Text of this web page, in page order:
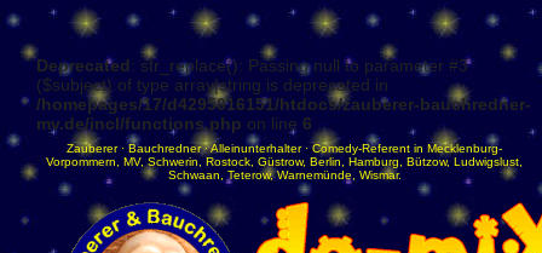
Deprecated: str_replace(): Passing null to parameter #3
($subject) of type array|string is deprecated in
/homepages/17/d4295016151/htdocs/zauberer-bauchredner-
mv.de/incl/functions.php on line 6
Zauberer·Bauchredner·Alleinunterhalter· Comedy-Referent in Mecklenburg-
Vorpommern
MV, Schwerin Rostock Güstrow, Berlin Hamburg Bützow, Ludwigslust
Schwaan ,Teterow,Warnemünde Wismar.